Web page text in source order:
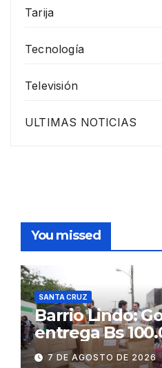
Tarija
Tecnología
Televisión
ULTIMAS NOTICIAS
You missed
SANTA CRUZ
Barrio Lindo:
entrega Bs
insumos para
7 DE AGOSTO DE 2026